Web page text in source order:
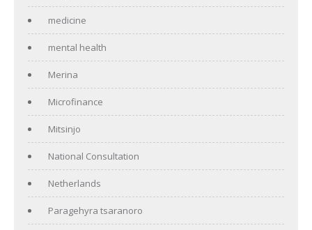
medicine
mental health
Merina
Microfinance
Mitsinjo
National Consultation
Netherlands
Paragehyra tsaranoro